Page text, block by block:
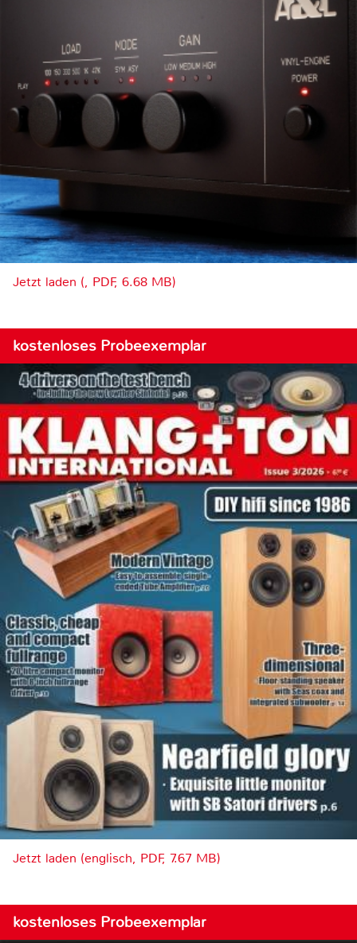
Jetzt laden (, PDF, 6.68 MB)
kostenloses Probeexemplar
Jetzt laden (englisch, PDF, 7.67 MB)
kostenloses Probeexemplar